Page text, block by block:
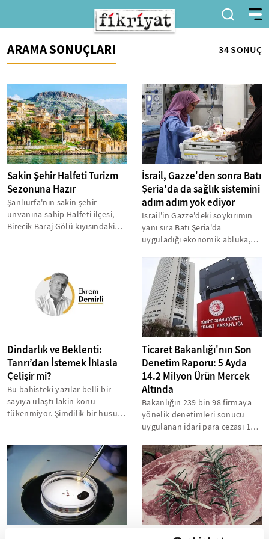
ARAMA SONUÇLARI 34 SONUÇ
Sakin Şehir Halfeti Turizm
Sezonuna Hazır
Şanlıurfa'nın sakin şehir
unvanına sahip Halfeti ilçesi,
Birecik Baraj Gölü kıyısındaki
İsrail, Gazze'den sonra Batı
Şeria'da da sağlık sistemini
adım adım yok ediyor
İsrail'in Gazze'deki soykırımın
yanı sıra Batı Şeria'da
uyguladığı ekonomik abluka,
çöküşün...
Dindarlık ve Beklenti:
Tanrı’dan İstemek İhlasla
Çelişir mi?
Bu bahisteki yazılar belli bir
sayıya ulaştı lakin konu
tükenmiyor. Şimdilik bir hususa
Ticaret Bakanlığı'nın Son
Denetim Raporu: 5 Ayda
14.2 Milyon Ürün Mercek
Altında
Bakanlığın 239 bin 98 firmaya
yönelik denetimleri sonucu
uygulanan idari para cezası 1
yaklaştı...